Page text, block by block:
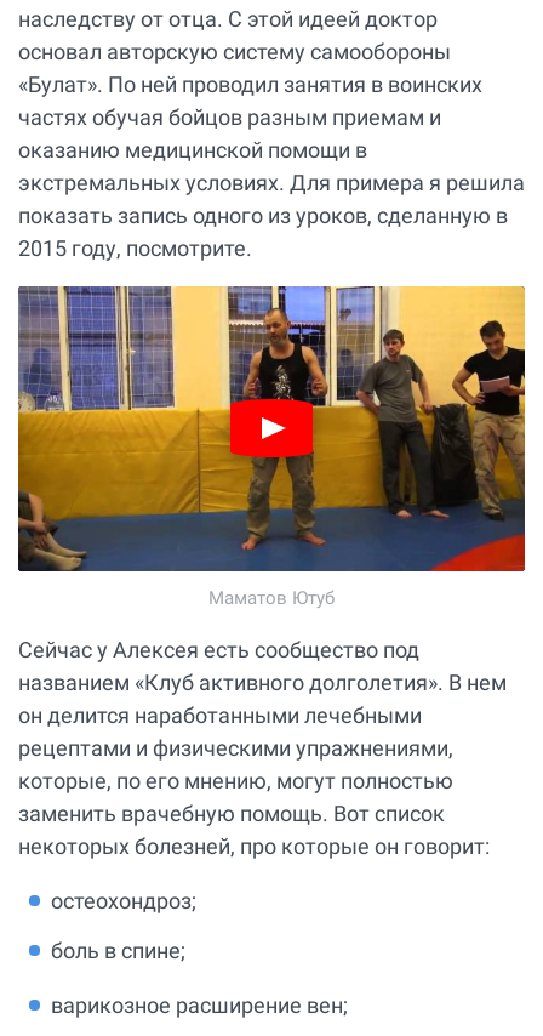
наследству от отца. С этой идеей доктор
основал авторскую систему самообороны
«Булат». По ней проводил занятия в воинских
частях обучая бойцов разным приемам и
оказанию медицинской помощи в
экстремальных условиях. Для примера я решила
показать запись одного из уроков, сделанную в
2015 году, посмотрите.
Маматов Ютуб
Сейчас у Алексея есть сообщество под
названием «Клуб активного долголетия». В нем
он делится наработанными лечебными
рецептами и физическими упражнениями,
которые, по его мнению, могут полностью
заменить врачебную помощь. Вот список
некоторых болезней, про которые он говорит:
остеохондроз;
боль в спине;
варикозное расширение вен;